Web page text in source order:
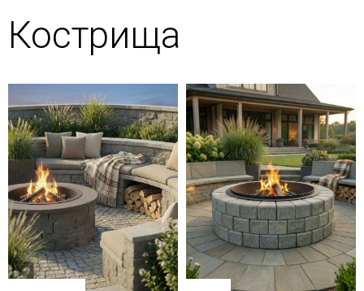
Кострища